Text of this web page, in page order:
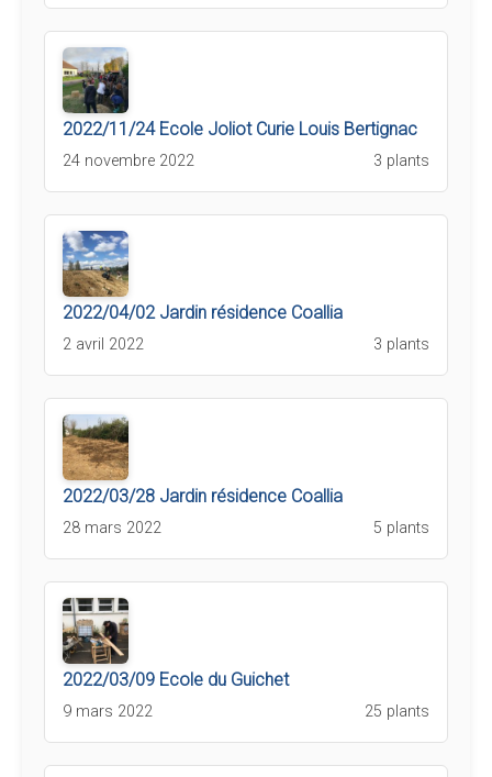
2022/11/24 Ecole Joliot Curie Louis Bertignac
24 novembre 2022 3 plants
2022/04/02 Jardin résidence Coallia
2 avril 2022 3 plants
2022/03/28 Jardin résidence Coallia
28 mars 2022 5 plants
2022/03/09 Ecole du Guichet
9 mars 2022 25 plants